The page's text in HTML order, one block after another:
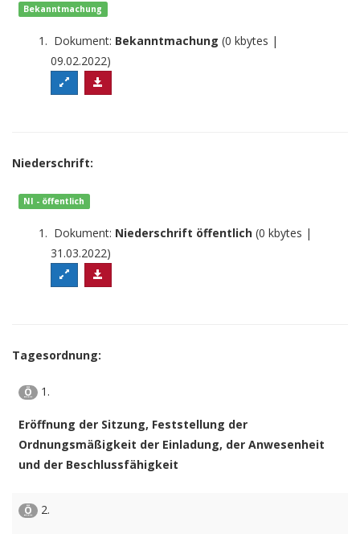
Bekanntmachung
Dokument: Bekanntmachung (0 kbytes |
09.02.2022)
Niederschrift:
NI - öffentlich
Dokument: Niederschrift öffentlich (0 kbytes |
31.03.2022)
Tagesordnung:
Ö 1.
Eröffnung der Sitzung, Feststellung der
Ordnungsmäßigkeit der Einladung, der Anwesenheit
und der Beschlussfähigkeit
Ö 2.